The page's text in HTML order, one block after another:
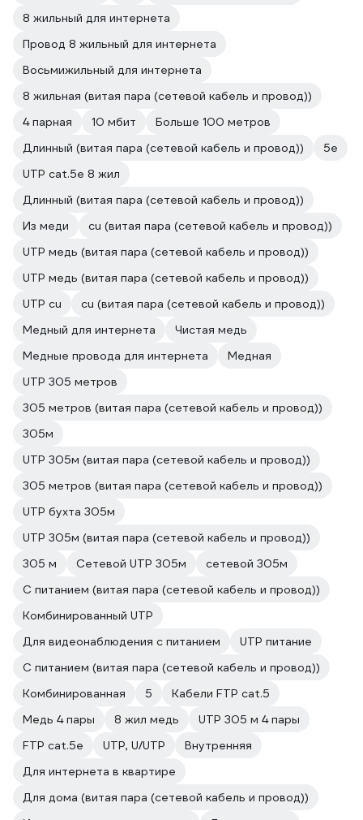
8 жильный для интернета
Провод 8 жильный для интернета
Восьмижильный для интернета
8 жильная (витая пара (сетевой кабель и провод))
4 парная
10 мбит
Больше 100 метров
Длинный (витая пара (сетевой кабель и провод))
5e
UTP cat.5e 8 жил
Длинный (витая пара (сетевой кабель и провод))
Из меди
cu (витая пара (сетевой кабель и провод))
UTP медь (витая пара (сетевой кабель и провод))
UTP медь (витая пара (сетевой кабель и провод))
UTP cu
cu (витая пара (сетевой кабель и провод))
Медный для интернета
Чистая медь
Медные провода для интернета
Медная
UTP 305 метров
305 метров (витая пара (сетевой кабель и провод))
305м
UTP 305м (витая пара (сетевой кабель и провод))
305 метров (витая пара (сетевой кабель и провод))
UTP бухта 305м
UTP 305м (витая пара (сетевой кабель и провод))
305 м
Сетевой UTP 305м
сетевой 305м
С питанием (витая пара (сетевой кабель и провод))
Комбинированный UTP
Для видеонаблюдения с питанием
UTP питание
С питанием (витая пара (сетевой кабель и провод))
Комбинированная
5
Кабели FTP cat.5
Медь 4 пары
8 жил медь
UTP 305 м 4 пары
FTP cat.5e
UTP, U/UTP
Внутренняя
Для интернета в квартире
Для дома (витая пара (сетевой кабель и провод))